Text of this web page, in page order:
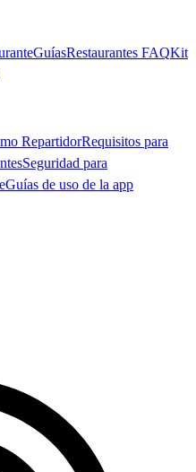
GuíasRestaurantes FAQKit
RepartidorRequisitos para
Seguridad para
Guías de uso de la app